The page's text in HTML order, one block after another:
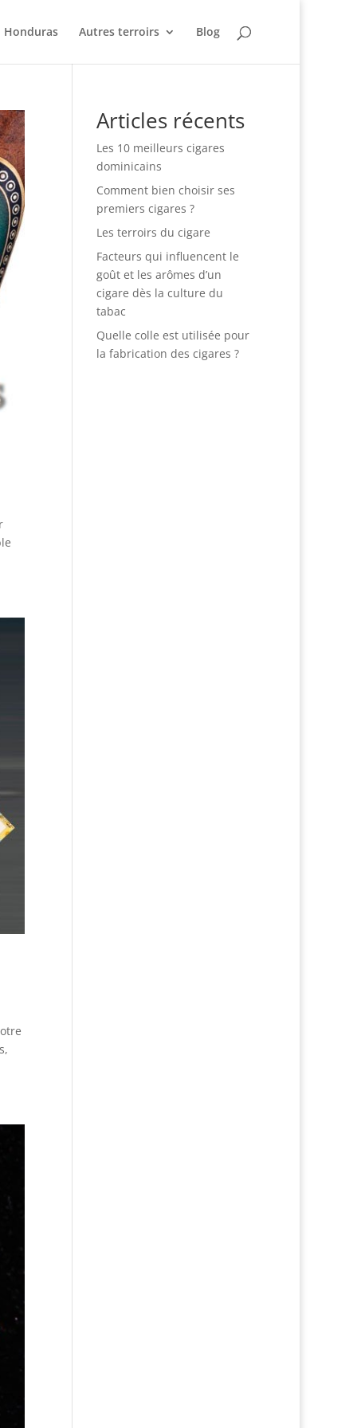
Honduras Autres terroirs Blog
Articles récents
Les 10 meilleurs cigares
dominicains
Comment bien choisir ses
premiers cigares ?
Les terroirs du cigare
Facteurs qui influencent le
goût et les arômes d’un
cigare dès la culture du
tabac
Quelle colle est utilisée pour
la fabrication des cigares ?